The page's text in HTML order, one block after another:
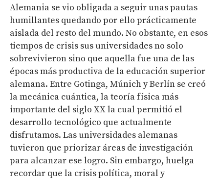
Alemania se vio obligada a seguir unas pautas
humillantes quedando por ello prácticamente
aislada del resto del mundo. No obstante, en esos
tiempos de crisis sus universidades no solo
sobrevivieron sino que aquella fue una de las
épocas más productiva de la educación superior
alemana. Entre Gotinga, Múnich y Berlín se creó
la mecánica cuántica, la teoría física más
importante del siglo XX la cual permitió el
desarrollo tecnológico que actualmente
disfrutamos. Las universidades alemanas
tuvieron que priorizar áreas de investigación
para alcanzar ese logro. Sin embargo, huelga
recordar que la crisis política, moral y